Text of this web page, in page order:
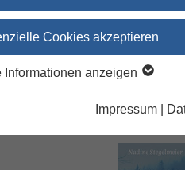
Cookies akzeptieren
Informationen anzeigen
Impressum